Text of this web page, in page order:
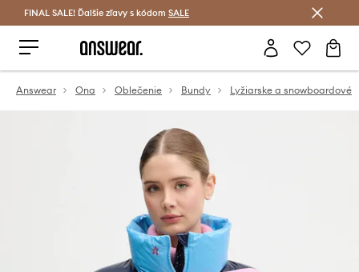
Šetrite s Answear Club >
FINAL SALE! Ďalšie zľavy s kódom SALE
Answear Ona Oblečenie Bundy Lyžiarske a snowboardové